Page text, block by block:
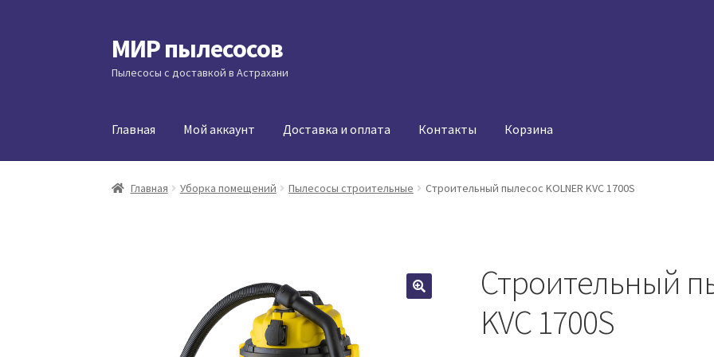
Перейти
к
навигации
Перейти
к
содержимому
МИР пылесосов
Пылесосы с доставкой в Астрахани
Главная Мой аккаунт Доставка и оплата Контакты Корзина
Главная Уборка помещений Пылесосы строительные Строительный пылесос KOLNER KVC 1700S
Строительный
KVC 1700S